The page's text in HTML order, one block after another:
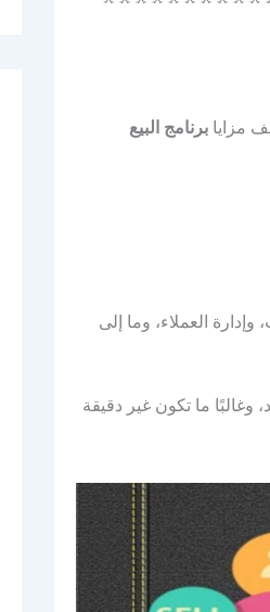
مزايا برنامج البيع
العملاء، وما إلى
وغالبًا ما تكون غير دقيقة